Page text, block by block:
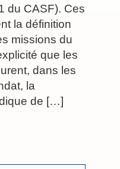
du CASF). Ces
la définition
missions du
que les
dans les
la
de […]